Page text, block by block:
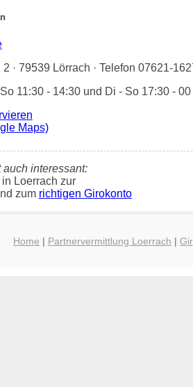
· 79539 Lörrach · Telefon 07621-
11:30 - 14:30 und Di - So 17:30 -
Maps)
interessant:
Loerrach zur
zum richtigen Girokonto
Home | Partnervermittlung Loerrach |